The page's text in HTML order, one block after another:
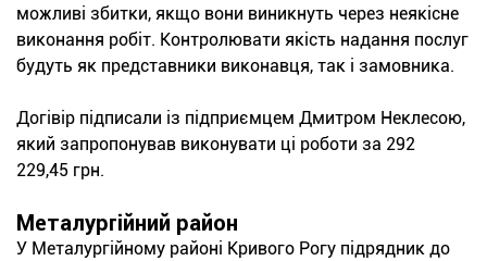
можливі збитки, якщо вони виникнуть через неякісне
виконання робіт. Контролювати якість надання послуг
будуть як представники виконавця, так і замовника.
Догівір підписали із підприємцем Дмитром Неклесою,
який запропонував виконувати ці роботи за 292
229,45 грн.
Металургійний район
У Металургійному районі Кривого Рогу підрядник до